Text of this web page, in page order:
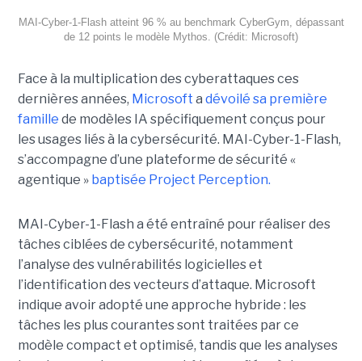
MAI-Cyber-1-Flash atteint 96 % au benchmark CyberGym, dépassant
de 12 points le modèle Mythos. (Crédit: Microsoft)
Face à la multiplication des cyberattaques ces
dernières années, Microsoft a dévoilé sa première
famille de modèles IA spécifiquement conçus pour
les usages liés à la cybersécurité. MAI-Cyber-1-Flash,
s’accompagne d’une plateforme de sécurité «
agentique » baptisée Project Perception.
MAI-Cyber-1-Flash a été entraîné pour réaliser des
tâches ciblées de cybersécurité, notamment
l’analyse des vulnérabilités logicielles et
l’identification des vecteurs d’attaque. Microsoft
indique avoir adopté une approche hybride : les
tâches les plus courantes sont traitées par ce
modèle compact et optimisé, tandis que les analyses